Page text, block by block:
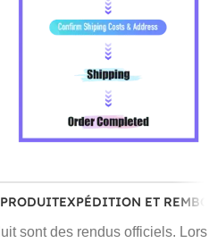
EXPÉDITION ET
sont des rendus officiels. Lors